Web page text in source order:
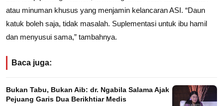
atau minuman khusus yang menjamin kelancaran ASI. “Daun
katuk boleh saja, tidak masalah. Suplementasi untuk ibu hamil
dan menyusui sama,” tambahnya.
Baca juga:
Bukan Tabu, Bukan Aib: dr. Ngabila Salama Ajak
Pejuang Garis Dua Berikhtiar Medis